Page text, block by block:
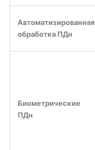
Автоматизированная
обработка ПДн
Биометрические
ПДн